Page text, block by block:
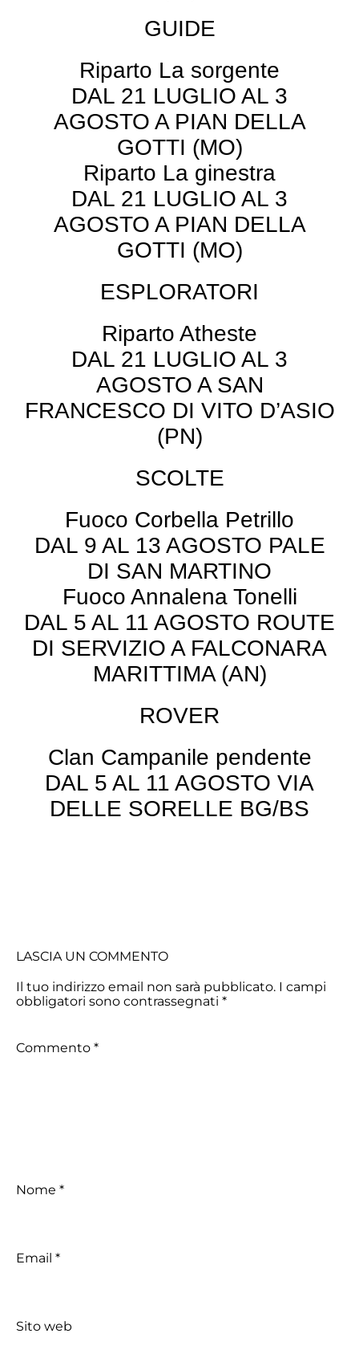
GUIDE
Riparto La sorgente
DAL 21 LUGLIO AL 3
AGOSTO A PIAN DELLA
GOTTI (MO)
Riparto La ginestra
DAL 21 LUGLIO AL 3
AGOSTO A PIAN DELLA
GOTTI (MO)
ESPLORATORI
Riparto Atheste
DAL 21 LUGLIO AL 3
AGOSTO A SAN
FRANCESCO DI VITO D’ASIO
(PN)
SCOLTE
Fuoco Corbella Petrillo
DAL 9 AL 13 AGOSTO PALE
DI SAN MARTINO
Fuoco Annalena Tonelli
DAL 5 AL 11 AGOSTO ROUTE
DI SERVIZIO A FALCONARA
MARITTIMA (AN)
ROVER
Clan Campanile pendente
DAL 5 AL 11 AGOSTO VIA
DELLE SORELLE BG/BS
LASCIA UN COMMENTO
Il tuo indirizzo email non sarà pubblicato. I campi
obbligatori sono contrassegnati *
Commento *
Nome *
Email *
Sito web